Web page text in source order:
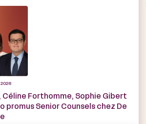
Céline Forthomme, Sophie Gibert
promus Senior Counsels chez De